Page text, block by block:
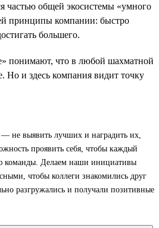
частью общей экосистемы «умного
принципы компании: быстро
большего.
понимают, что в любой шахматной
Но и здесь компания видит точку
— не выявить лучших и наградить их,
проявить себя, чтобы каждый
команды. Делаем наши инициативы
чтобы коллеги знакомились друг
разгружались и получали позитивные